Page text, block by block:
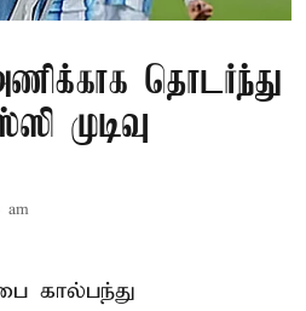
தொடர்ந்து
முடிவு
am
கால்பந்து